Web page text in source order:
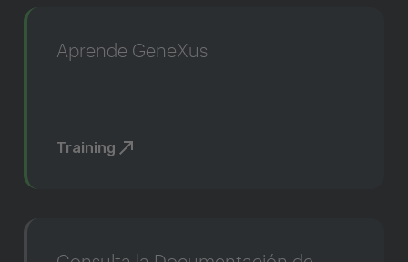
Aprende GeneXus
Training